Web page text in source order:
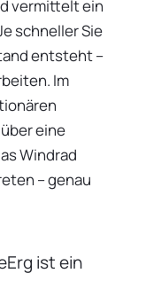
vermittelt ein
schneller Sie
entsteht –
Im
eine
Windrad
– genau
ist ein